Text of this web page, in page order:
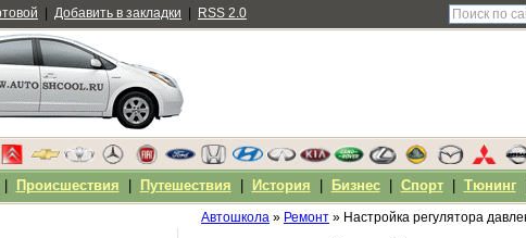
Автошкола » Ремонт » Настройка регулятора
Добавить в закладки RSS 2.0
Происшествия Путешествия История Бизнес| Спорт| Тюнинг